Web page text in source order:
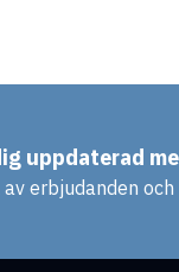
uppdaterad
av erbjudanden och